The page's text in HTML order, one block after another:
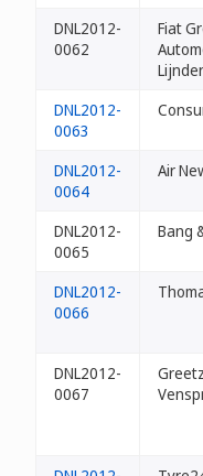
DNL2012-
0062
Fiat
DNL2012-
0063
DNL2012-
0064
Air
DNL2012-
0065
Bang
DNL2012-
0066
DNL2012-
0067